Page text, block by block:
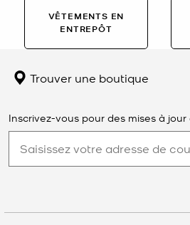
VÊTEMENTS EN
ENTREPÔT
Trouver une boutique
Inscrivez-vous pour des mises à